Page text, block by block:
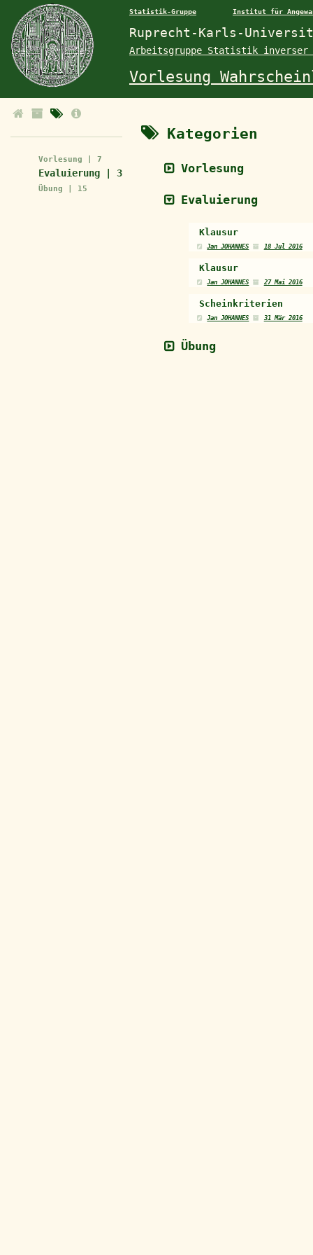
Statistik-Gruppe Institut für
Ruprecht-Karls-
Arbeitsgruppe Statistik inverser
Vorlesung
Vorlesung | 7
Evaluierung | 3
Übung | 15
Kategorien
Vorlesung
Evaluierung
Klausur
Jan JOHANNES 18 Jul 2016
Klausur
Jan JOHANNES 27 Mai 2016
Scheinkriterien
Jan JOHANNES 31 Mär 2016
Übung